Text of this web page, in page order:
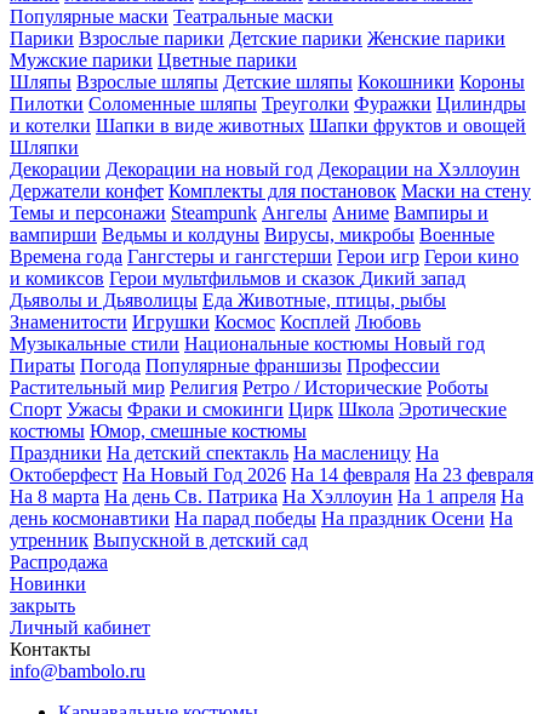
Популярные маски Театральные маски
Парики Взрослые парики Детские парики Женские парики
Мужские парики Цветные парики
Шляпы Взрослые шляпы Детские шляпы Кокошники Короны
Пилотки Соломенные шляпы Треуголки Фуражки Цилиндры
и котелки Шапки в виде животных Шапки фруктов и овощей
Шляпки
Декорации Декорации на новый год Декорации на Хэллоуин
Держатели конфет Комплекты для постановок Маски на стену
Темы и персонажи Steampunk Ангелы Аниме Вампиры и
вампирши Ведьмы и колдуны Вирусы, микробы Военные
Времена года Гангстеры и гангстерши Герои игр Герои кино
и комиксов Герои мультфильмов и сказок Дикий запад
Дьяволы и Дьяволицы Еда Животные, птицы, рыбы
Знаменитости Игрушки Космос Косплей Любовь
Музыкальные стили Национальные костюмы Новый год
Пираты Погода Популярные франшизы Профессии
Растительный мир Религия Ретро / Исторические Роботы
Спорт Ужасы Фраки и смокинги Цирк Школа Эротические
костюмы Юмор, смешные костюмы
Праздники На детский спектакль На масленицу На
Октоберфест На Новый Год 2026 На 14 февраля На 23 февраля
На 8 марта На день Св. Патрика На Хэллоуин На 1 апреля На
день космонавтики На парад победы На праздник Осени На
утренник Выпускной в детский сад
Распродажа
Новинки
закрыть
Личный кабинет
Контакты
info@bambolo.ru